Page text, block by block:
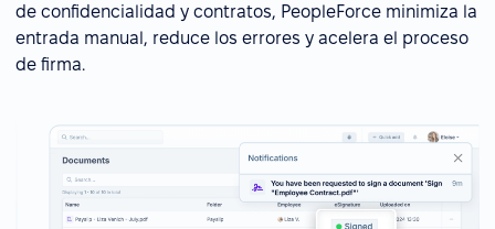
de confidencialidad y contratos, PeopleForce minimiza la
entrada manual, reduce los errores y acelera el proceso
de firma.